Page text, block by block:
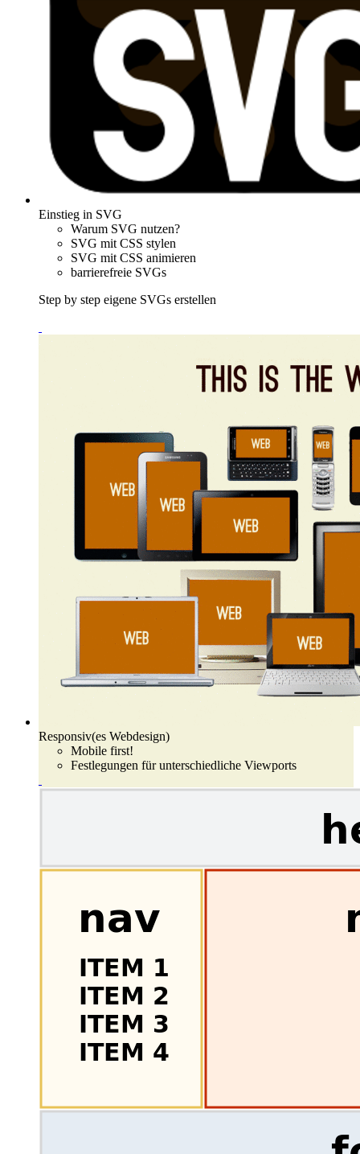
Einstieg in SVG
Warum SVG nutzen?
SVG mit CSS stylen
SVG mit CSS animieren
barrierefreie SVGs
Step by step eigene SVGs erstellen
Responsiv(es Webdesign)
Mobile first!
Festlegungen für unterschiedliche Viewports